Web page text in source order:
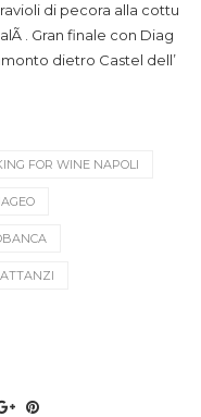
di pecora alla cottu
. Gran finale con Diag
dietro Castel dell’
FOR WINE NAPOLI